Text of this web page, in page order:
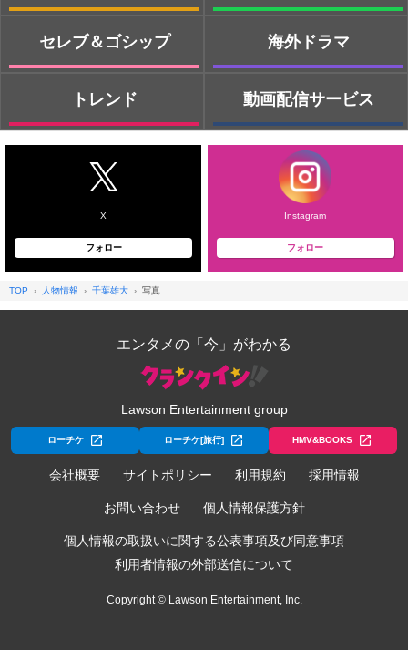
セレブ＆ゴシップ
トレンド
海外ドラマ
動画配信サービス
X
フォロー
Instagram
フォロー
TOP 人物情報 千葉雄大 写真
エンタメの「今」がわかる
Lawson Entertainment group
ローチケ ローチケ[旅行] HMV&BOOKS
会社概要 サイトポリシー 利用規約 採用情報
お問い合わせ 個人情報保護方針
個人情報の取扱いに関する公表事項及び同意事項
利用者情報の外部送信について
Copyright © Lawson Entertainment, Inc.